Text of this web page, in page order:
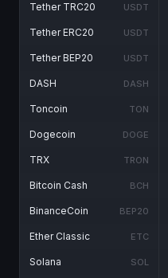
Tether TRC20 USDT
Tether ERC20 USDT
Tether BEP20 USDT
DASH DASH
Toncoin TON
Dogecoin DOGE
TRX TRON
Bitcoin Cash BCH
BinanceCoin BEP20
Ether Classic ETC
Solana SOL